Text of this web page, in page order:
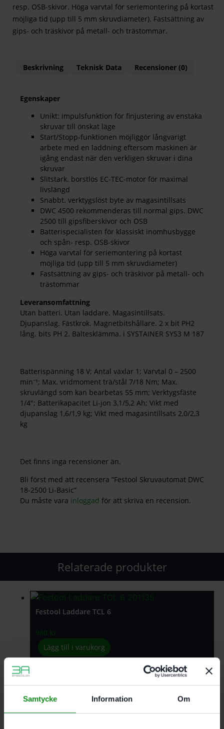
Samtycke Information Om
resp. OSB-skivor. Höga varvtal för seriemontering på kortast
möjliga tid (upp till 5 mm skruvdiameter). Fastsättning av
gips- och träskivor på metall- och trästommar.
Beskrivning Teknisk Data Recensioner (0)
Egenskaper
Unikt: impulsfunktion för finjustering av enstaka
skruvar till önskat läge
Start/Stopp-funktionen möjliggör långvarigt
arbete med en laddning eftersom maskinen är
igång endast när den verkligen skruvar i dina
skruvar
Slitstark. borstlös EC-TEC-motor för maximal
livslängd
Snabbt. verktygslöst byte av magasintillsats
DWC 4500 rekommenderas till normal gips. DWC
2500 till gipsfiberskivor och OSB
Batterispecialisten för klassiskt inomhusbygge
och spån- resp. OSB-skivor
Höga varvtal för seriemontering på kortast
möjliga tid (upp till 5 mm skruvdiameter)
Fastsättning av gips- och träskivor på metall- och
trästommar
Leveransomfattning
Utan batteri. Utan laddare. Magasintillsats.
Djupanslag. Fästkrok. Magnetbitshållare. 2 x bit PH2
lång. bits PH 2. Bältesklämma. i SYSTAINER SYS3 M 187
Batterispänning 18 V; Antal växlar 1; Varvtal 0 – 2500
min⁻¹; Max. vridmoment trä/stål 7/18 Nm; Max.
skruvlängd som kan bearbetas 55 mm; Verktygsfäste
1/4″; Batterikapacitet Li-jon 3,1/5,2 Ah; Vikt med
djupanslag 1,6/1,9 kg; Vikt med magasintillsats 2,0/2,3
kg
Det finns inga recensioner än.
Bli först med att recensera ”Festool Skruvautomat DWC
18-2500 Li-Basic”
Du måste vara inloggad för att skriva en recension.
Relaterade produkter
Festool Laddare TCL 6
980 kr
Lägg till i varukorg
Festool Bandad gipsskruv DWS C CT 3.9×35